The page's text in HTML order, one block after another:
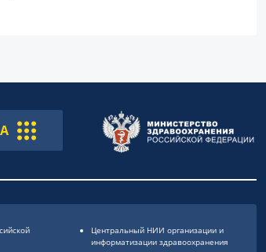
Центральный НИИ организации и
информатизации здравоохранения